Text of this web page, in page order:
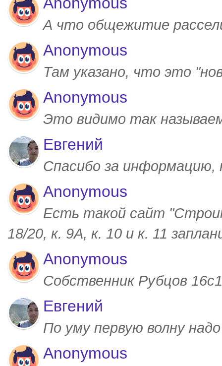
А что общежитие
Anonymous
Там указано, что это
Anonymous
Это видимо так
Евгений
Спасибо за
Anonymous
Есть такой сайт
18/20, к. 9А, к. 10 и к. 11
Anonymous
Собственник Рубцов
Евгений
По уму первую волну
Anonymous